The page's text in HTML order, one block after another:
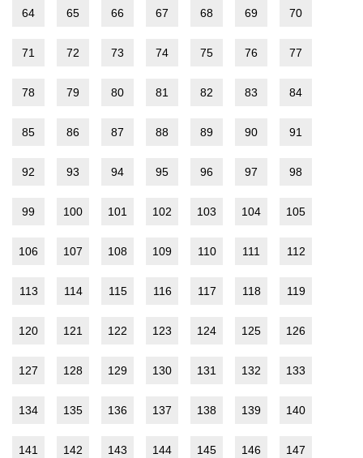
64 65 66 67 68 69 70
71 72 73 74 75 76 77
78 79 80 81 82 83 84
85 86 87 88 89 90 91
92 93 94 95 96 97 98
99 100 101 102 103 104 105
106 107 108 109 110 111 112
113 114 115 116 117 118 119
120 121 122 123 124 125 126
127 128 129 130 131 132 133
134 135 136 137 138 139 140
141 142 143 144 145 146 147